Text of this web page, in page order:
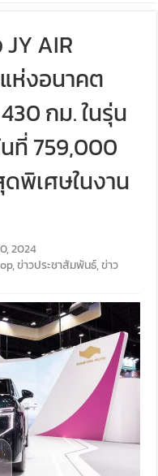
AIR
ห่งอนาคต
กม. ในรุ่น
ที่ 759,000
พิเศษในงาน
2024
,ข่าวประชาสัมพันธ์,ข่าว